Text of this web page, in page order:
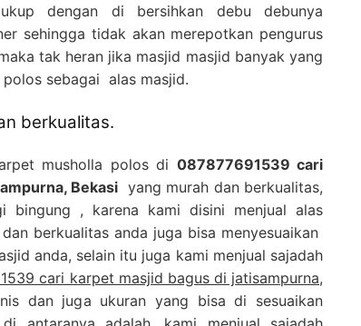
dengan di bersihkan debu debunya
sehingga tidak akan merepotkan pengurus
tak heran jika masjid masjid banyak yang
sebagai alas masjid.
berkualitas.
musholla polos di 087877691539 cari
Bekasi yang murah dan berkualitas,
bingung , karena kami disini menjual alas
berkualitas anda juga bisa menyesuaikan
anda, selain itu juga kami menjual sajadah
cari karpet masjid bagus di jatisampurna,
dan juga ukuran yang bisa di sesuaikan